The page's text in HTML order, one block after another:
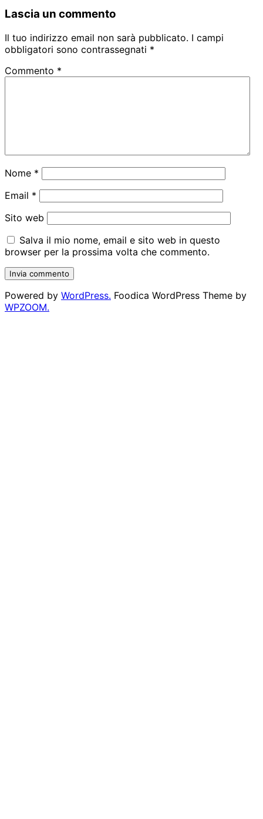
Lascia un commento
Il tuo indirizzo email non sarà pubblicato. I campi
obbligatori sono contrassegnati *
Commento *
Nome *
Email *
Sito web
Salva il mio nome, email e sito web in questo
browser per la prossima volta che commento.
Powered by WordPress. Foodica WordPress Theme by
WPZOOM.